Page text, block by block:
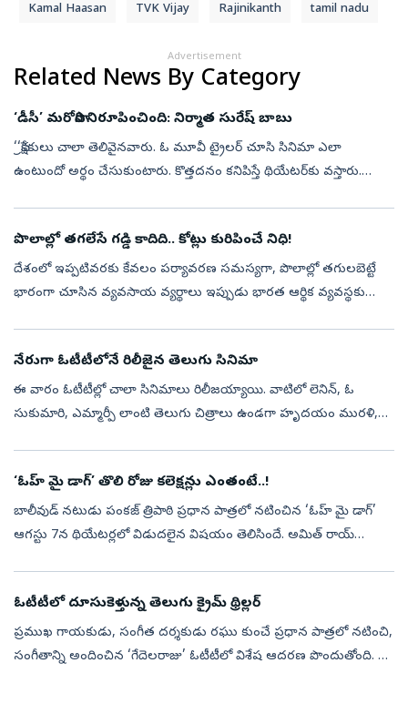
Kamal Haasan TVK Vijay Rajinikanth tamil nadu
Advertisement
Related News By Category
‘డీసీ’ మరోసారి నిరూపించింది: నిర్మాత సురేష్‌ బాబు
‘‘ప్రేక్షకులు చాలా తెలివైనవారు. ఓ మూవీ ట్రైలర్‌ చూసి సినిమా ఎలా
ఉంటుందో అర్థం చేసుకుంటారు. కొత్తదనం కనిపిస్తే థియేటర్‌కు వస్తారు.
పొలాల్లో తగలేసే గడ్డి కాదిది.. కోట్లు కురిపించే నిధి!
దేశంలో ఇప్పటివరకు కేవలం పర్యావరణ సమస్యగా, పొలాల్లో తగులబెట్టే
భారంగా చూసిన వ్యవసాయ వ్యర్థాలు ఇప్పుడు భారత ఆర్థిక వ్యవస్థకు
నేరుగా ఓటీటీలోనే రిలీజైన తెలుగు సినిమా
ఈ వారం ఓటీటీల్లో చాలా సినిమాలు రిలీజయ్యాయి. వాటిలో లెనిన్, ఓ
సుకుమారి, ఎమ్మార్పీ లాంటి తెలుగు చిత్రాలు ఉండగా హృదయం మురళి,
‘ఓహ్‌ మై డాగ్‌’ తొలి రోజు కలెక్షన్లు ఎంతంటే..!
బాలీవుడ్‌ నటుడు పంకజ్‌ త్రిపాఠి ప్రధాన పాత్రలో నటించిన ‘ఓహ్‌ మై డాగ్‌’
ఆగస్టు 7న థియేటర్లలో విడుదలైన విషయం తెలిసిందే. అమిత్‌ రాయ్‌
ఓటీటీలో దూసుకెళ్తున్న తెలుగు క్రైమ్‌ థ్రిల్లర్‌
ప్ర‌ముఖ గాయ‌కుడు, సంగీత ద‌ర్శ‌కుడు రఘు కుంచే ప్రధాన పాత్రలో నటించి,
సంగీతాన్ని అందించిన ‘గేదెలరాజు’ ఓటీటీలో విశేష ఆదరణ పొందుతోంది. ఈ